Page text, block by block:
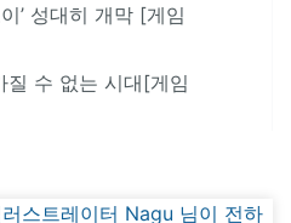
’ 성대히 개막 [게임
질 수 없는 시대[게임